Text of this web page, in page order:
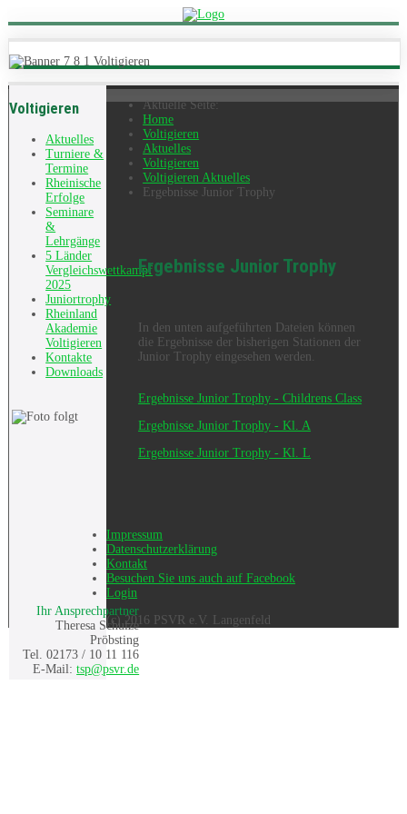
Voltigieren
Aktuelles
Turniere &
Termine
Rheinische
Erfolge
Seminare
&
Lehrgänge
5 Länder
Vergleichswettkampf
2025
Juniortrophy
Rheinland
Akademie
Voltigieren
Kontakte
Downloads
Ihr Ansprechpartner
Theresa Schulze
Pröbsting
Tel. 02173 / 10 11 116
E-Mail:tsp@psvr.de
Aktuelle Seite:
Home
Voltigieren
Aktuelles
Voltigieren
Voltigieren Aktuelles
Ergebnisse Junior Trophy
Ergebnisse Junior Trophy
In den unten aufgeführten Dateien können
die Ergebnisse der bisherigen Stationen der
Junior Trophy eingesehen werden.
Ergebnisse Junior Trophy - Childrens Class
Ergebnisse Junior Trophy - Kl. A
Ergebnisse Junior Trophy - Kl. L
Impressum
Datenschutzerklärung
Kontakt
Besuchen Sie uns auch auf Facebook
Login
(c) 2016 PSVR e.V. Langenfeld